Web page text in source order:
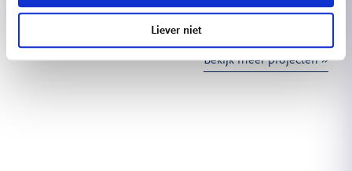
Liever niet
Bekijk meer projecten